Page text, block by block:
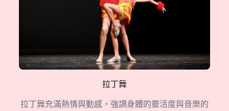
拉丁舞
拉丁舞充滿熱情與動感，強調身體的靈活度與音樂的